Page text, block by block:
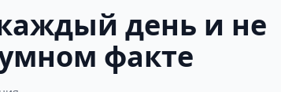
день и не
факте